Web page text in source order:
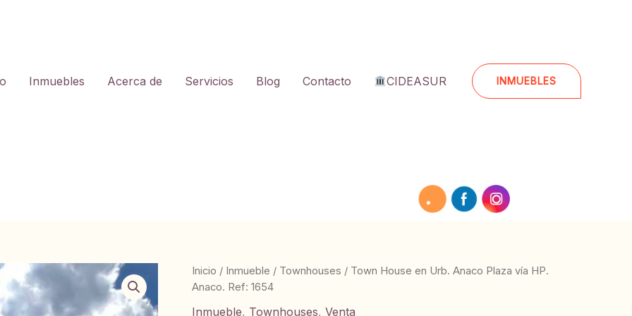
Inmuebles Acerca de Servicios Blog Contacto CIDEASUR INMUEBLES
Inicio / Inmueble / Townhouses / Town House en Urb. Anaco Plaza vía HP.
Anaco. Ref: 1654
Inmueble, Townhouses, Venta